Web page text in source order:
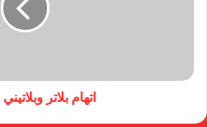
اتهام بلاتر